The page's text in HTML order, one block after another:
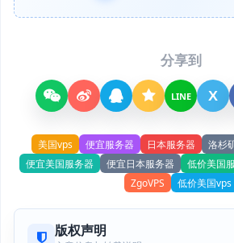
分享到
LINE X
美国vps 便宜服务器 日本服务器 洛杉
便宜美国服务器
便宜日本服务器 低价美国
ZgoVPS
低价美国vps
版权声明